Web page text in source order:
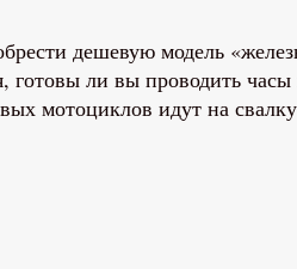
дешевую модель
ли вы проводить
мотоциклов идут на